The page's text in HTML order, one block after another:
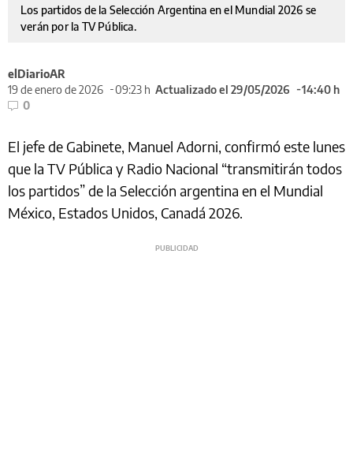
Los partidos de la Selección Argentina en el Mundial 2026 se
verán por la TV Pública.
elDiarioAR
19 de enero de 2026
09:23 h Actualizado el 29/05/2026
14:40 h
0
El jefe de Gabinete, Manuel Adorni, confirmó este lunes
que la TV Pública y Radio Nacional “transmitirán todos
los partidos” de la Selección argentina en el Mundial
México, Estados Unidos, Canadá 2026.